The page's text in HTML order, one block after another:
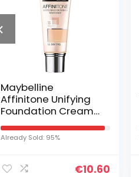
Maybelline
Affinitone Unifying
Foundation Cream
(16 Vanilla Rose) 30
ml
Already Sold: 95%
€10.60